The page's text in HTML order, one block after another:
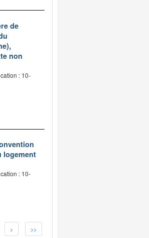
de
non
: 10-
logement
: 10-
> >>